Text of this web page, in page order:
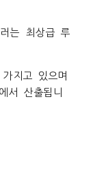
는 최상급 루
지고 있으며
서 산출됩니